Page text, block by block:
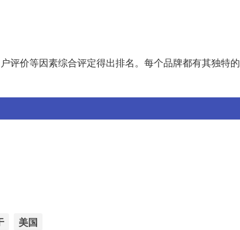
评价等因素综合评定得出排名。每个品牌都有其独特的
美国